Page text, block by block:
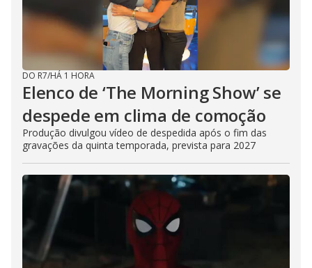
DO R7/HÁ 1 HORA
Elenco de ‘The Morning Show’ se
despede em clima de comoção
Produção divulgou vídeo de despedida após o fim das
gravações da quinta temporada, prevista para 2027